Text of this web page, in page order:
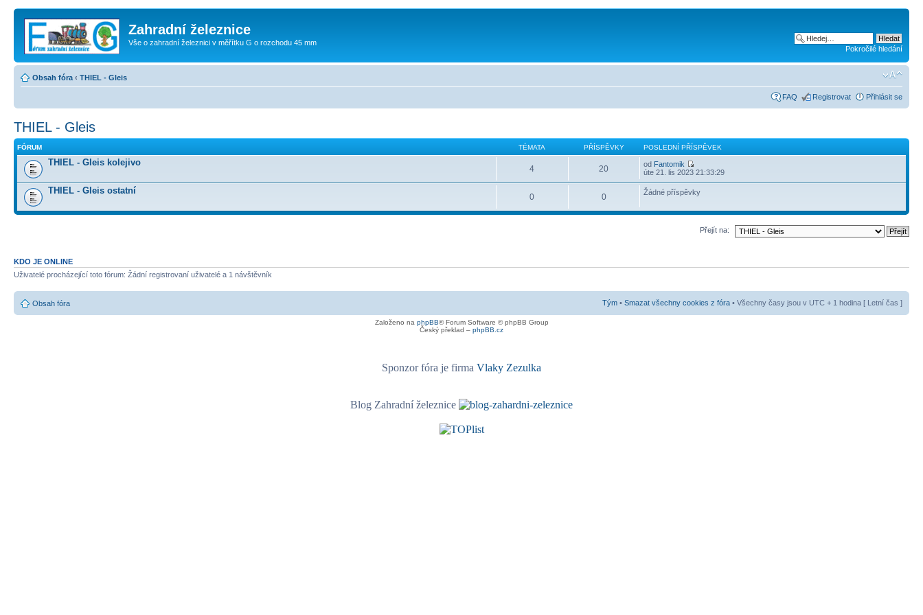
Zahradní železnice
Vše o zahradní železnici v měřítku G o rozchodu 45 mm
Pokročilé hledání
Obsah fóra ‹ THIEL - Gleis
FAQ Registrovat Přihlásit se
THIEL - Gleis
FÓRUM TÉMATA PŘÍSPĚVKY POSLEDNÍ PŘÍSPĚVEK
THIEL - Gleis kolejivo
4 20 od Fantomik
úte 21. lis 2023 21:33:29
THIEL - Gleis ostatní
0 0 Žádné příspěvky
Přejít na:
KDO JE ONLINE
Uživatelé procházející toto fórum: Žádní registrovaní uživatelé a 1 návštěvník
Obsah fóra Tým • Smazat všechny cookies z fóra • Všechny časy jsou v UTC + 1 hodina [ Letní čas ]
Založeno na phpBB® Forum Software © phpBB Group
Český překlad – phpBB.cz
Sponzor fóra je firma Vlaky Zezulka
Blog Zahradní železnice